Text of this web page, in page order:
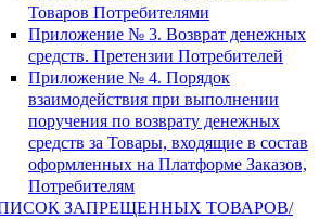
Товаров Потребителями
Приложение № 3. Возврат денежных
средств. Претензии Потребителей
Приложение № 4. Порядок
взаимодействия при выполнении
поручения по возврату денежных
средств за Товары, входящие в состав
оформленных на Платформе Заказов,
Потребителям
ЗАПРЕЩЕННЫХ ТОВАРОВ/